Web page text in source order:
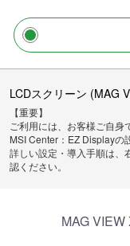
LCDスクリーン (MAG
【重要】
ご利用には、お客様ご自身
MSI Center：EZ Displayの
詳しい設定・導入手順は、
認ください。
MAG